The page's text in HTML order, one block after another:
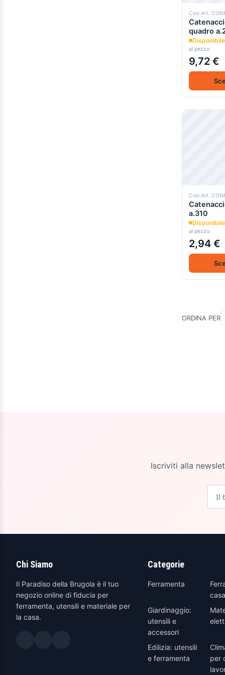
Cod.Art.
quadro
al pezzo
9,72 €
Cod.Art.
a.310
al pezzo
2,94 €
ORDINA PER
Iscriviti alla
Chi Siamo
Il Paradiso della Brugola è il tuo
negozio online di fiducia per
ferramenta, utensili e materiale per
la casa.
Categorie
Ferramenta
Giardinaggio:
utensili e
accessori
Edilizia: utensili
e ferramenta
per